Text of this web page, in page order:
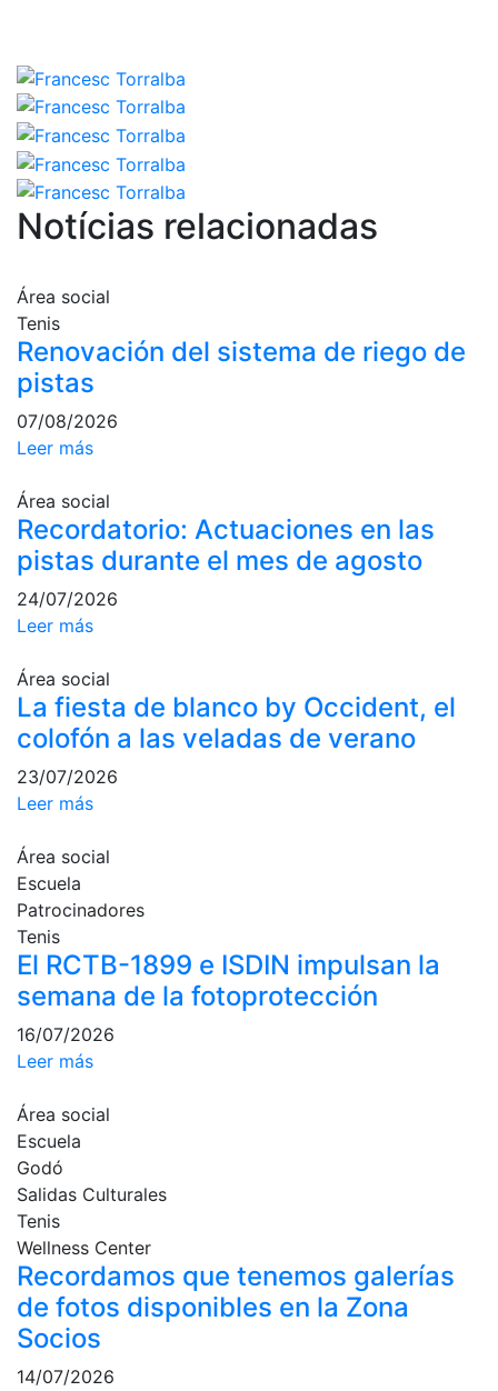
Social
Fotos
Normativa
Pádel
Campeonato
Cuadros de
juego
Cuadro
d'Honor
Campeonato
Social
Normativa
Otros deportes
Área social
Activitats
Socials
Salidas
culturales
e
Inspirational
Talks
Calendario de
Actividades
Sociales
Juegos de
mesa
Wellness Center
Servicio de
fisiosalud
Entrenamientos
personales
Actividades
dirigidas
Piscina
Notícias relacionadas
Área social
Tenis
Renovación del sistema de riego de
pistas
07/08/2026
Leer más
Área social
Recordatorio: Actuaciones en las
pistas durante el mes de agosto
24/07/2026
Leer más
Área social
La fiesta de blanco by Occident, el
colofón a las veladas de verano
23/07/2026
Leer más
Área social
Escuela
Patrocinadores
Tenis
El RCTB-1899 e ISDIN impulsan la
semana de la fotoprotección
16/07/2026
Leer más
Área social
Escuela
Godó
Salidas Culturales
Tenis
Wellness Center
Recordamos que tenemos galerías
de fotos disponibles en la Zona
Socios
14/07/2026